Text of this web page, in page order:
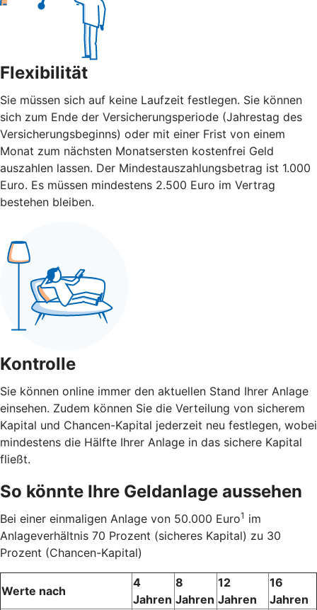
Flexibilität
Sie müssen sich auf keine Laufzeit festlegen. Sie können
sich zum Ende der Versicherungsperiode (Jahrestag des
Versicherungsbeginns) oder mit einer Frist von einem
Monat zum nächsten Monatsersten kostenfrei Geld
auszahlen lassen. Der Mindestauszahlungsbetrag ist 1.000
Euro. Es müssen mindestens 2.500 Euro im Vertrag
bestehen bleiben.
Kontrolle
Sie können online immer den aktuellen Stand Ihrer Anlage
einsehen. Zudem können Sie die Verteilung von sicherem
Kapital und Chancen-Kapital jederzeit neu festlegen, wobei
mindestens die Hälfte Ihrer Anlage in das sichere Kapital
fließt.
So könnte Ihre Geldanlage aussehen
Bei einer einmaligen Anlage von 50.000 Euro1 im
Anlageverhältnis 70 Prozent (sicheres Kapital) zu 30
Prozent (Chancen-Kapital)
Werte nach
4
Jahren
8
Jahren
12
Jahren
16
Jahren